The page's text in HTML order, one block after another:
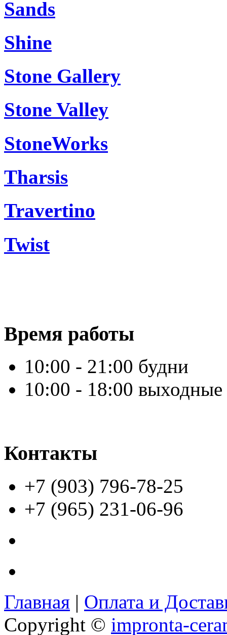
Sands
Shine
Stone Gallery
Stone Valley
StoneWorks
Tharsis
Travertino
Twist
Время работы
10:00 - 21:00 будни
10:00 - 18:00 выходные
Контакты
+7 (903) 796-78-25
+7 (965) 231-06-96
Главная | Оплата и
Copyright © impronta-